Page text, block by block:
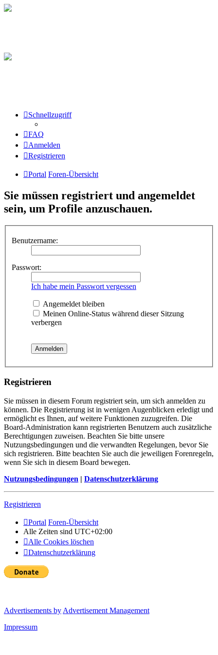
Schnellzugriff
FAQ
Anmelden
Registrieren
Portal Foren-Übersicht
Sie müssen registriert und angemeldet
sein, um Profile anzuschauen.
Benutzername:
Passwort:
Ich habe mein Passwort vergessen
Angemeldet bleiben
Meinen Online-Status während dieser Sitzung
verbergen
Registrieren
Sie müssen in diesem Forum registriert sein, um sich anmelden zu
können. Die Registrierung ist in wenigen Augenblicken erledigt und
ermöglicht es Ihnen, auf weitere Funktionen zuzugreifen. Die
Board-Administration kann registrierten Benutzern auch zusätzliche
Berechtigungen zuweisen. Beachten Sie bitte unsere
Nutzungsbedingungen und die verwandten Regelungen, bevor Sie
sich registrieren. Bitte beachten Sie auch die jeweiligen Forenregeln,
wenn Sie sich in diesem Board bewegen.
Nutzungsbedingungen | Datenschutzerklärung
Registrieren
Portal Foren-Übersicht
Alle Zeiten sind UTC+02:00
Alle Cookies löschen
Datenschutzerklärung
Advertisements by Advertisement Management
Impressum